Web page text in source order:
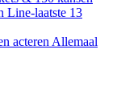
Line-laatste 13
acteren Allemaal